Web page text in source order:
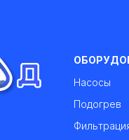
Насосы
Подогрев